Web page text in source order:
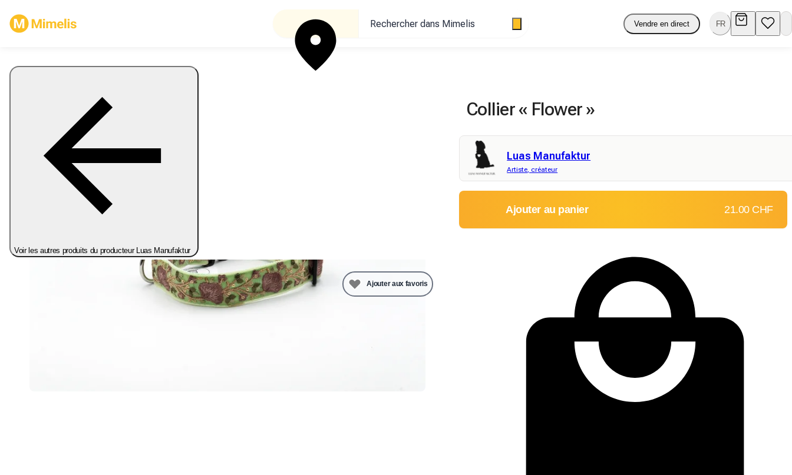
Rechercher dans Mimelis Vendre en direct FR
Voir les autres produits du producteur Luas Manufaktur
Ajouter aux favoris
Collier « Flower »
Luas Manufaktur
Artiste, créateur
Ajouter au panier 21.00 CHF